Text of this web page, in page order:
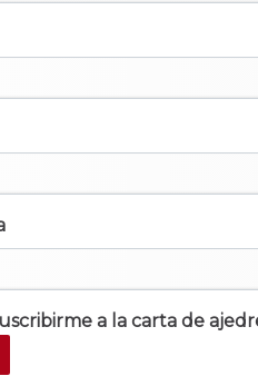
a la carta de